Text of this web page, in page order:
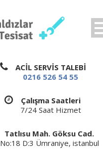
ACİL SERVİS TALEBİ
0216 526 54 55
Çalışma Saatleri
7/24 Saat Hizmet
Tatlısu Mah. Göksu Cad.
No:18 D:3 Ümraniye, istanbul